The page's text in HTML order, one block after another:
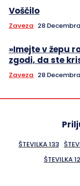
Voščilo
Zaveza 28
»Imejte v žepu
zgodi, da ste
Zaveza 28
ŠTEVILKA 133
ŠTEVILKA